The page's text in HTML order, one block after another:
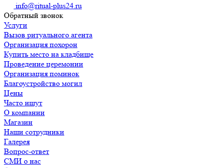
info@ritual-plus24.ru
Обратный звонок
Услуги
Вызов ритуального агента
Организация похорон
Купить место на кладбище
Проведение церемонии
Организация поминок
Благоустройство могил
Цены
Часто ищут
О компании
Магазин
Наши сотрудники
Галерея
Вопрос-ответ
СМИ о нас